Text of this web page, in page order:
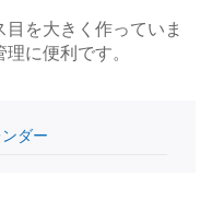
を大きく作っていま
に便利です。
ダー